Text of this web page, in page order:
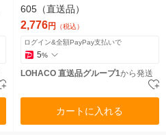
605（直送品）
2,776円 （税込）
ログイン&全額PayPay支払いで
5%
LOHACO 直送品グループ1から発送
カートに入れる